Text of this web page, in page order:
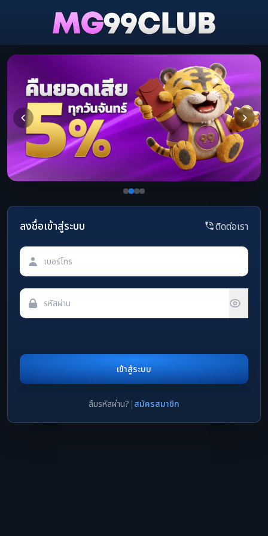
ลงชื่อเข้าสู่ระบบ ติดต่อเรา
เข้าสู่ระบบ
ลืมรหัสผ่าน? |สมัครสมาชิก